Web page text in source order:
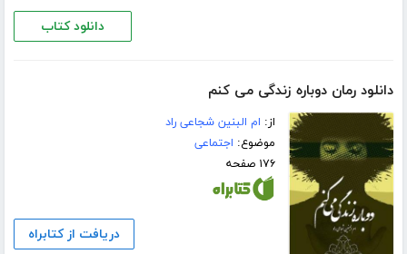
دانلود کتاب
دانلود رمان دوباره زندگی می کنم
از: ام البنین شجاعی راد
موضوع: اجتماعی
۱۷۶ صفحه
دریافت از کتابراه